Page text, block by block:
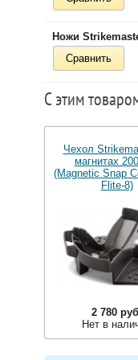
Ножи
Сравнить
С этим
Чехол
магнитах
(Magnetic Snap
Flite-8)
2 780
Нет в